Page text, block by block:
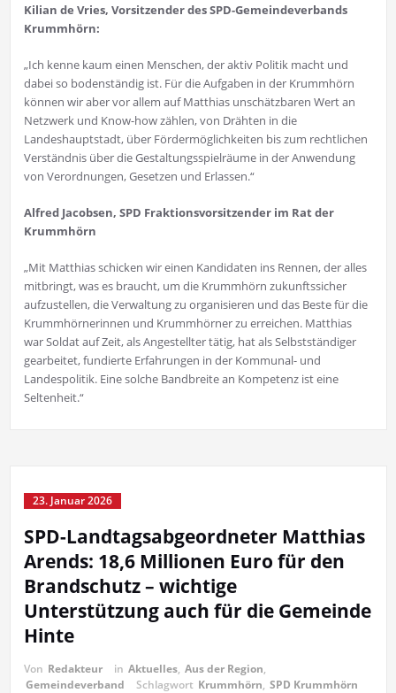
Kilian de Vries, Vorsitzender des SPD-Gemeindeverbands
Krummhörn:
„Ich kenne kaum einen Menschen, der aktiv Politik macht und
dabei so bodenständig ist. Für die Aufgaben in der Krummhörn
können wir aber vor allem auf Matthias unschätzbaren Wert an
Netzwerk und Know-how zählen, von Drähten in die
Landeshauptstadt, über Fördermöglichkeiten bis zum rechtlichen
Verständnis über die Gestaltungsspielräume in der Anwendung
von Verordnungen, Gesetzen und Erlassen.“
Alfred Jacobsen, SPD Fraktionsvorsitzender im Rat der
Krummhörn
„Mit Matthias schicken wir einen Kandidaten ins Rennen, der alles
mitbringt, was es braucht, um die Krummhörn zukunftssicher
aufzustellen, die Verwaltung zu organisieren und das Beste für die
Krummhörnerinnen und Krummhörner zu erreichen. Matthias
war Soldat auf Zeit, als Angestellter tätig, hat als Selbstständiger
gearbeitet, fundierte Erfahrungen in der Kommunal- und
Landespolitik. Eine solche Bandbreite an Kompetenz ist eine
Seltenheit.“
23. Januar 2026
SPD-Landtagsabgeordneter Matthias
Arends: 18,6 Millionen Euro für den
Brandschutz – wichtige
Unterstützung auch für die Gemeinde
Hinte
Von Redakteur in Aktuelles, Aus der Region,
Gemeindeverband
Schlagwort Krummhörn, SPD Krummhörn